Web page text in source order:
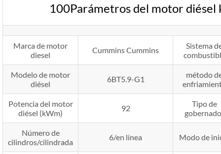
100Parámetros del motor diésel
Marca de motor
diesel
Cummins Cummins
Sistema
Modelo de motor
diésel
6BT5.9-G1
método
Potencia del motor
diésel (kWm)
92
Tipo de
Número de
cilindros/cilindrada
6/en línea Modo de